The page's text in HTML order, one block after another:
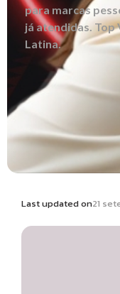
para marcas
já atendidas. Top
Latina.
Last updated on21